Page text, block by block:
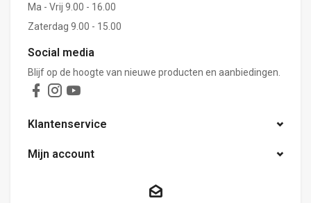
Ma - Vrij 9.00 - 16.00
Zaterdag 9.00 - 15.00
Social media
Blijf op de hoogte van nieuwe producten en aanbiedingen.
Klantenservice
Mijn account